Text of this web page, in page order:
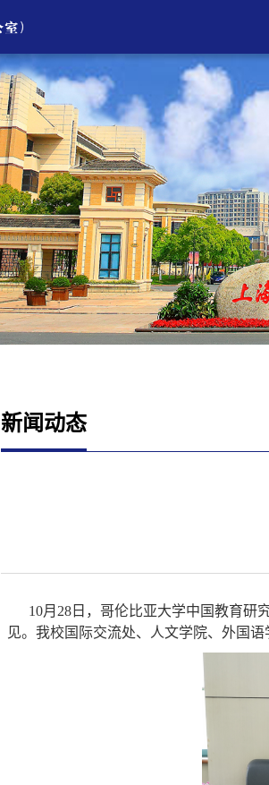
新闻动态
10月 28 日， 哥伦比亚大学中国教育研
见。 我校国际交流处、 人文学院、外国语